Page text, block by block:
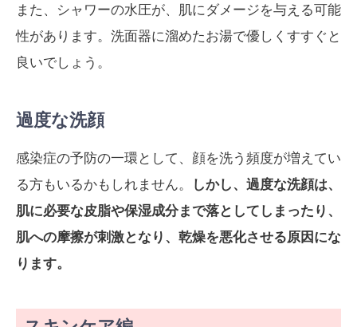
また、シャワーの水圧が、肌にダメージを与える可能
性があります。洗面器に溜めたお湯で優しくすすぐと
良いでしょう。
過度な洗顔
感染症の予防の一環として、顔を洗う頻度が増えてい
る方もいるかもしれません。
しかし、過度な洗顔は、
肌に必要な皮脂や保湿成分まで落としてしまったり、
肌への摩擦が刺激となり、乾燥を悪化させる原因にな
ります。